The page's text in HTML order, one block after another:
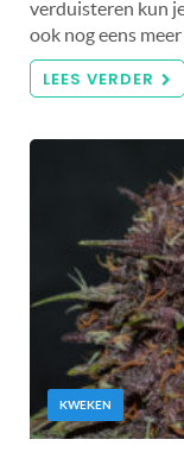
verduisteren kun
ook nog eens
LEES VERDER
KWEKEN